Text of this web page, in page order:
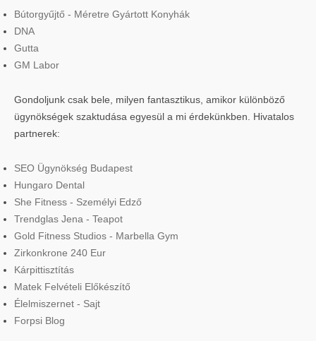
Bútorgyűjtő - Méretre Gyártott Konyhák
DNA
Gutta
GM Labor
Gondoljunk csak bele, milyen fantasztikus, amikor különböző
ügynökségek szaktudása egyesül a mi érdekünkben. Hivatalos
partnerek:
SEO Ügynökség Budapest
Hungaro Dental
She Fitness - Személyi Edző
Trendglas Jena - Teapot
Gold Fitness Studios - Marbella Gym
Zirkonkrone 240 Eur
Kárpittisztítás
Matek Felvételi Előkészítő
Élelmiszernet - Sajt
Forpsi Blog